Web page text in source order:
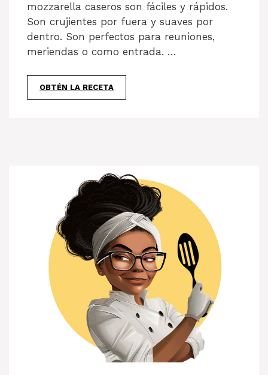
mozzarella caseros son fáciles y rápidos.
Son crujientes por fuera y suaves por
dentro. Son perfectos para reuniones,
meriendas o como entrada. …
OBTÉN LA RECETA